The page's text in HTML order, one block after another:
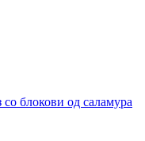
блокови од саламура